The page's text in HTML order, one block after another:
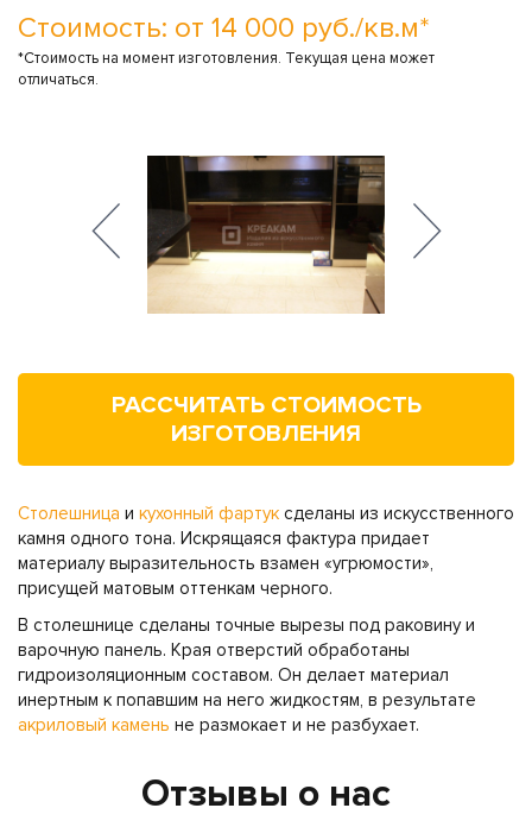
Стоимость: от 14 000 руб./кв.м*
*Стоимость на момент изготовления. Текущая цена может
отличаться.
РАССЧИТАТЬ СТОИМОСТЬ
ИЗГОТОВЛЕНИЯ
Столешница и кухонный фартук сделаны из искусственного
камня одного тона. Искрящаяся фактура придает
материалу выразительность взамен «угрюмости»,
присущей матовым оттенкам черного.
В столешнице сделаны точные вырезы под раковину и
варочную панель. Края отверстий обработаны
гидроизоляционным составом. Он делает материал
инертным к попавшим на него жидкостям, в результате
акриловый камень не размокает и не разбухает.
Отзывы о нас